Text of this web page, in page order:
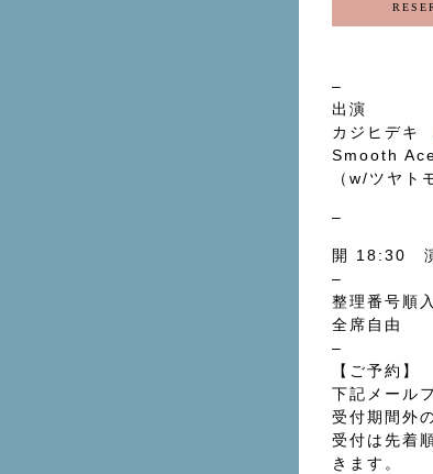
–
出演
カジヒデキ
Smooth
（ w/ツヤト
–
開 18:30
–
整理番号順
全席自由
–
【ご予約】
下記メール
受付期間外
受付は先着
きます。